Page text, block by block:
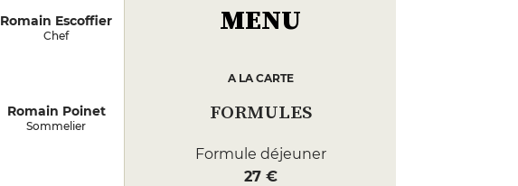
Romain Escoffier
Chef
Romain Poinet
Sommelier
MENU
A LA CARTE
FORMULES
Formule déjeuner
27 €